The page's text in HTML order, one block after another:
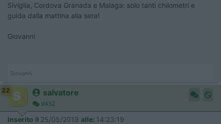
Siviglia, Cordova Granada e Malaga: solo tanti chilometri e
guida dalla mattina alla sera!
Giovanni
Giovanni
22 salvatore
9452
Inserito il 25/05/2019 alle: 14:23:19